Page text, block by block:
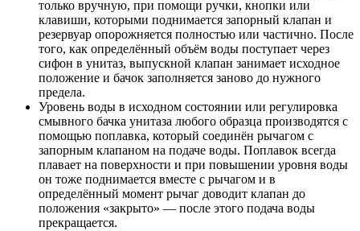
только вручную, при помощи ручки, кнопки или
клавиши, которыми поднимается запорный клапан и
резервуар опорожняется полностью или частично. После
того, как определённый объём воды поступает через
сифон в унитаз, выпускной клапан занимает исходное
положение и бачок заполняется заново до нужного
предела.
Уровень воды в исходном состоянии или регулировка
смывного бачка унитаза любого образца производятся с
помощью поплавка, который соединён рычагом с
запорным клапаном на подаче воды. Поплавок всегда
плавает на поверхности и при повышении уровня воды
он тоже поднимается вместе с рычагом и в
определённый момент рычаг доводит клапан до
положения «закрыто» — после этого подача воды
прекращается.